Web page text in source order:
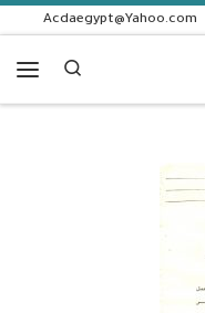
Skip to content
Acdaegypt@Yahoo.com
Search